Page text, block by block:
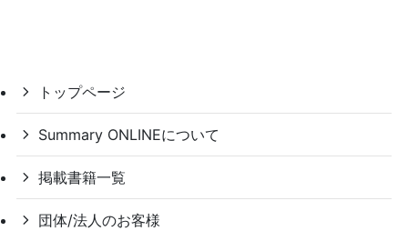
トップページ
Summary ONLINEについて
掲載書籍一覧
団体/法人のお客様